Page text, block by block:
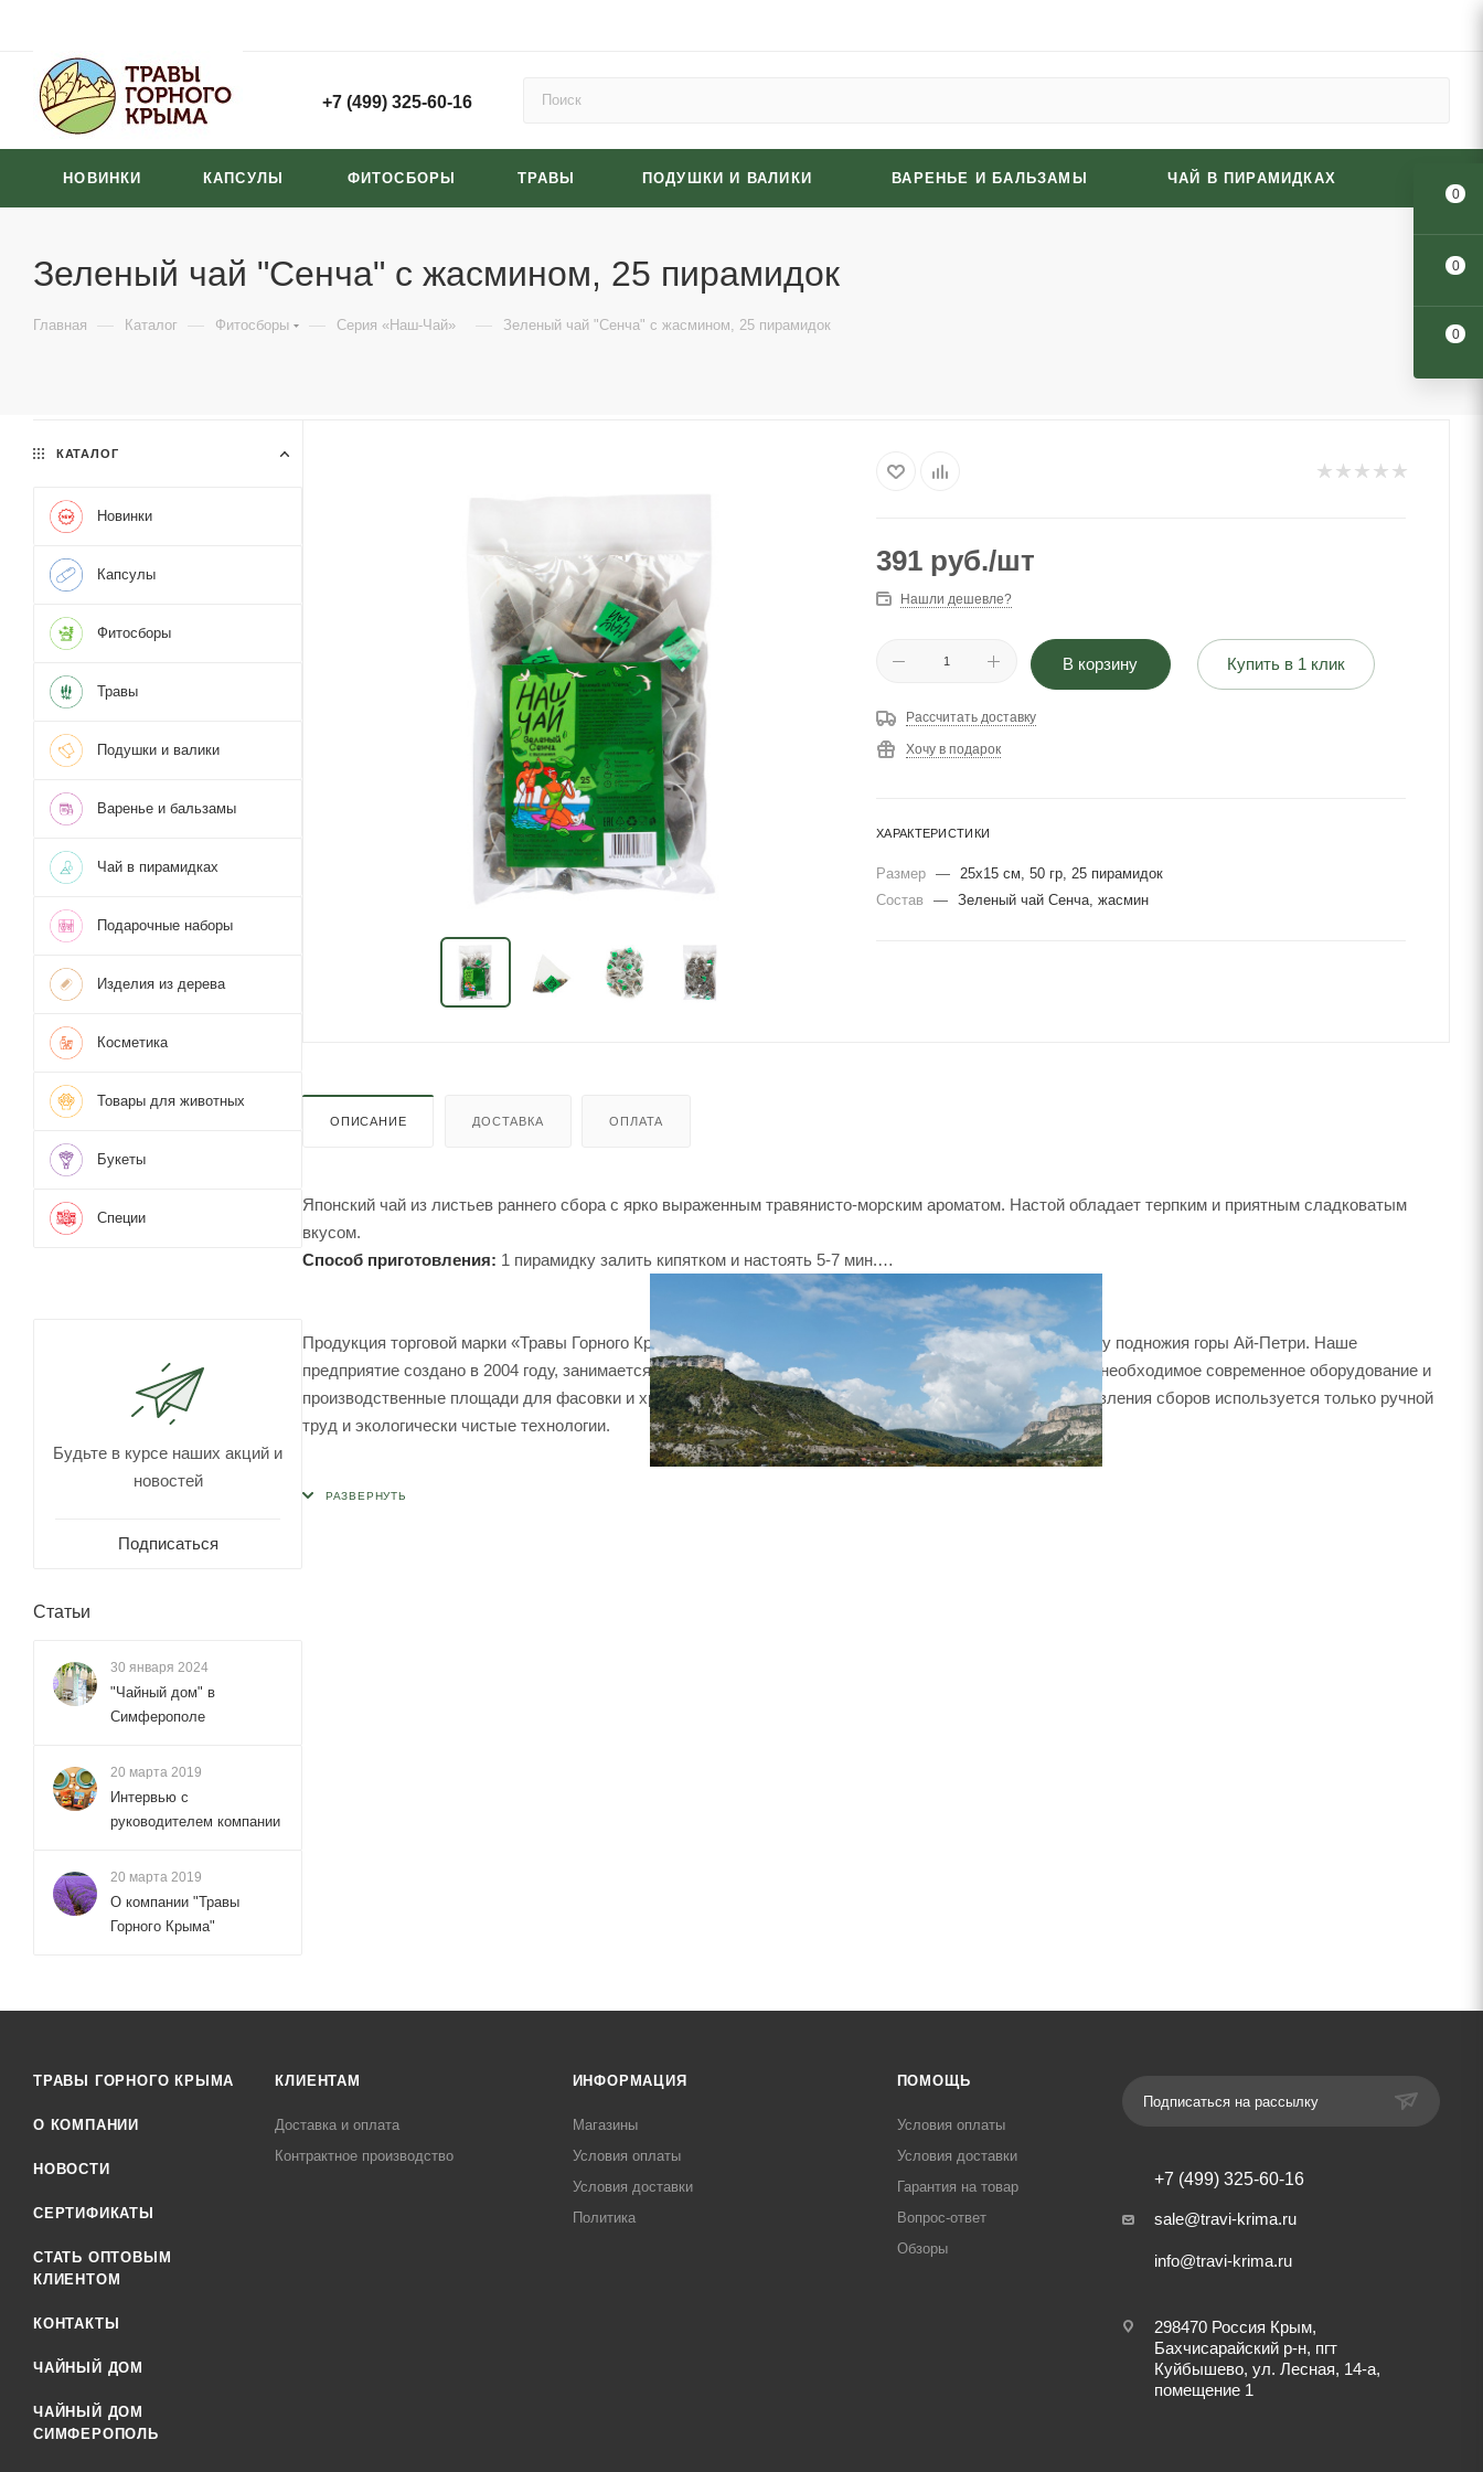
+7 (499) 325-60-16
НОВИНКИ КАПСУЛЫ ФИТОСБОРЫ ТРАВЫ ПОДУШКИ И ВАЛИКИ ВАРЕНЬЕ И БАЛЬЗАМЫ ЧАЙ В ПИРАМИДКАХ
Зеленый чай "Сенча" с жасмином, 25 пирамидок
Главная — Каталог — Фитосборы — Серия «Наш-Чай» — Зеленый чай "Сенча" с жасмином, 25 пирамидок
391 руб./шт
Нашли дешевле?
В корзину Купить в 1 клик
Рассчитать доставку
Хочу в подарок
ХАРАКТЕРИСТИКИ
Размер — 25х15 см, 50 гр, 25 пирамидок
Состав
— Зеленый чай Сенча, жасмин
ОПИСАНИЕ ДОСТАВКА ОПЛАТА
Японский чай из листьев раннего сбора с ярко выраженным травянисто-морским ароматом. Настой обладает терпким и приятным сладковатым
вкусом.
Способ приготовления: 1 пирамидку залить кипятком и настоять 5-7 мин.
Продукция торговой марки «Травы Горного Крыма» производится в экологически чистом горном районе, у подножия горы Ай-Петри. Наше
предприятие создано в 2004 году, занимается сбором и фасовкой трав уже более 10 лет. Мы имеем все необходимое современное оборудование и
производственные площади для фасовки и хранения травяных чаев. Для изготовления сырья и приготовления сборов используется только ручной
труд и экологически чистые технологии.
КАТАЛОГ
Новинки
Капсулы
Фитосборы
Травы
Подушки и валики
Варенье и бальзамы
Чай в пирамидках
Подарочные наборы
Изделия из дерева
Косметика
Товары для животных
Букеты
Специи
Будьте в курсе наших акций и
новостей
Подписаться
Статьи
30 января 2024
"Чайный дом" в
Симферополе
20 марта 2019
Интервью с
руководителем компании
20 марта 2019
О компании "Травы
Горного Крыма"
ТРАВЫ ГОРНОГО КРЫМА
О КОМПАНИИ
НОВОСТИ
СЕРТИФИКАТЫ
CТАТЬ ОПТОВЫМ
КЛИЕНТОМ
КОНТАКТЫ
ЧАЙНЫЙ ДОМ
ЧАЙНЫЙ ДОМ
СИМФЕРОПОЛЬ
КЛИЕНТАМ
Доставка и оплата
Контрактное производство
ИНФОРМАЦИЯ
Магазины
Условия оплаты
Условия доставки
Политика
ПОМОЩЬ
Условия оплаты
Условия доставки
Гарантия на товар
Вопрос-ответ
Обзоры
Подписаться на рассылку
+7 (499) 325-60-16
sale@travi-krima.ru
info@travi-krima.ru
298470 Россия Крым,
Бахчисарайский р-н, пгт
Куйбышево, ул. Лесная, 14-а,
помещение 1
0
0
0